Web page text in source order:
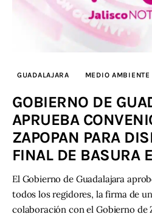
Jalisco TV
Jalisco RADIO / En
Nosotros
Contacto
GUADALAJARA MEDIO AMBIENTE
GOBIERNO DE
APRUEBA
ZAPOPAN PARA
FINAL DE BASURA
El Gobierno de Guadalajara
todos los regidores, la firma de
colaboración con el Gobierno de